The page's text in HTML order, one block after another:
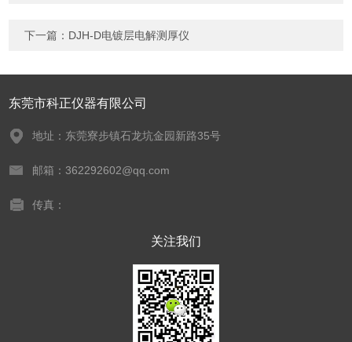
下一篇： DJH-D电镀层电解测厚仪
东莞市科正仪器有限公司
地址：东莞寮步镇石龙坑金园新路35号
邮箱：362292602@qq.com
传真：
关注我们